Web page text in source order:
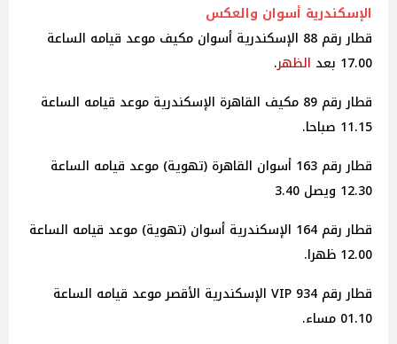
الإسكندرية أسوان والعكس
قطار رقم 88 الإسكندرية أسوان مكيف موعد قيامه الساعة
17.00 بعد
الظهر.
قطار رقم 89 مكيف القاهرة الإسكندرية موعد قيامه الساعة
11.15 صباحا.
قطار رقم 163 أسوان القاهرة (تهوية) موعد قيامه الساعة
12.30 ويصل 3.40
قطار رقم 164 الإسكندرية أسوان (تهوية) موعد قيامه الساعة
12.00 ظهرا.
قطار رقم 934 VIP الإسكندرية الأقصر موعد قيامه الساعة
01.10 مساء.